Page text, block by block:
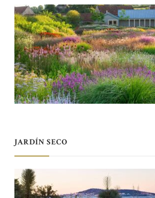
JARDÍN SECO